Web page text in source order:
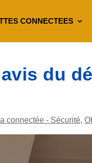
CONNECTEES
du
connectée - Sécurité,